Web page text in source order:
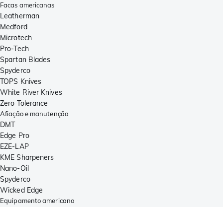
Facas americanas
Leatherman
Medford
Microtech
Pro-Tech
Spartan Blades
Spyderco
TOPS Knives
White River Knives
Zero Tolerance
Afiação e manutenção
DMT
Edge Pro
EZE-LAP
KME Sharpeners
Nano-Oil
Spyderco
Wicked Edge
Equipamento americano